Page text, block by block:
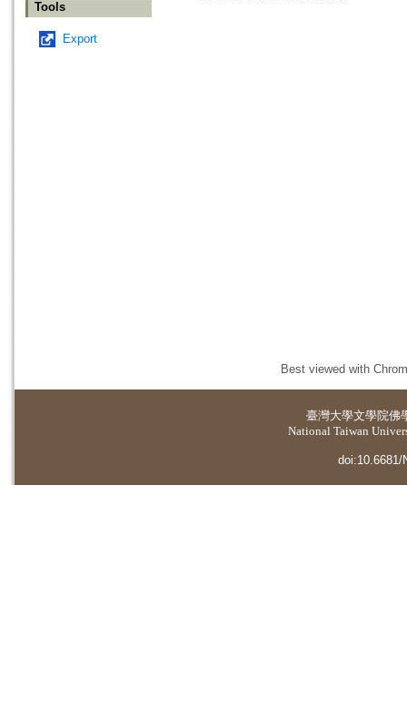
Tools
Export
Best viewed with
臺灣大學文學院佛
National Taiwan
doi:10.6681/